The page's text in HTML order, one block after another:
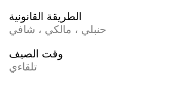
الطريقة القانونية
حنبلي ، مالكي ، شافي
وقت الصيف
تلقاءي